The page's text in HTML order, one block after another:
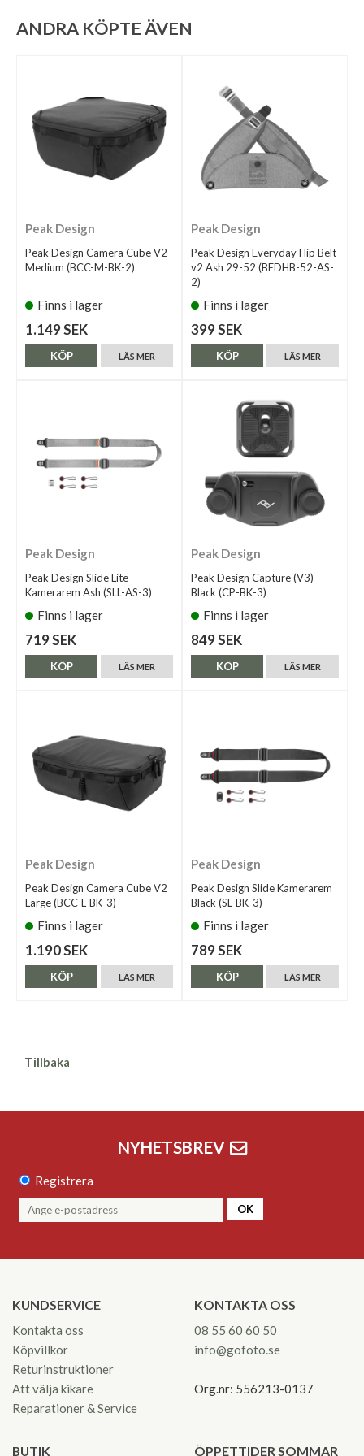
ANDRA KÖPTE ÄVEN
Peak Design
Peak Design Camera Cube V2
Medium (BCC-M-BK-2)
Finns i lager
1.149 SEK
LÄS MER
KÖP
Peak Design
Peak Design Everyday Hip Belt
v2 Ash 29-52 (BEDHB-52-AS-
2)
Finns i lager
399 SEK
LÄS MER
KÖP
Peak Design
Peak Design Slide Lite
Kamerarem Ash (SLL-AS-3)
Finns i lager
719 SEK
LÄS MER
KÖP
Peak Design
Peak Design Capture (V3)
Black (CP-BK-3)
Finns i lager
849 SEK
LÄS MER
KÖP
Peak Design
Peak Design Camera Cube V2
Large (BCC-L-BK-3)
Finns i lager
1.190 SEK
LÄS MER
KÖP
Peak Design
Peak Design Slide Kamerarem
Black (SL-BK-3)
Finns i lager
789 SEK
LÄS MER
KÖP
Tillbaka
NYHETSBREV
Registrera
OK
KUNDSERVICE
Kontakta oss
Köpvillkor
Returinstruktioner
Att välja kikare
Reparationer & Service
KONTAKTA OSS
08 55 60 60 50
info@gofoto.se
Org.nr: 556213-0137
BUTIK ÖPPETTIDER SOMMAR